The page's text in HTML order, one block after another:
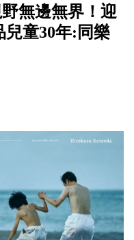
無邊無界！迎
童30年:同樂